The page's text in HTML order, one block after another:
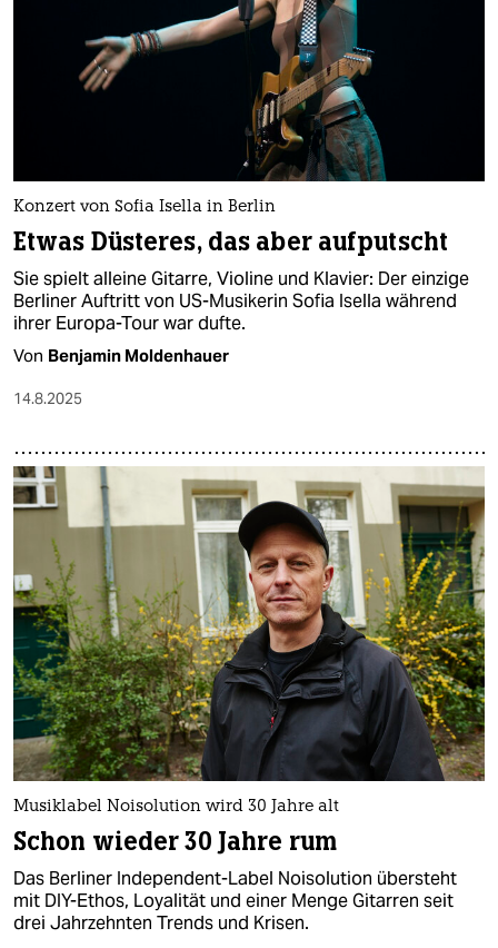
Konzert von Sofia Isella in Berlin
Etwas Düsteres, das aber aufputscht
Sie spielt alleine Gitarre, Violine und Klavier: Der einzige
Berliner Auftritt von US-Musikerin Sofia Isella während
ihrer Europa-Tour war dufte.
Von Benjamin Moldenhauer
14.8.2025
Musiklabel Noisolution wird 30 Jahre alt
Schon wieder 30 Jahre rum
Das Berliner Independent-Label Noisolution übersteht
mit DIY-Ethos, Loyalität und einer Menge Gitarren seit
drei Jahrzehnten Trends und Krisen.